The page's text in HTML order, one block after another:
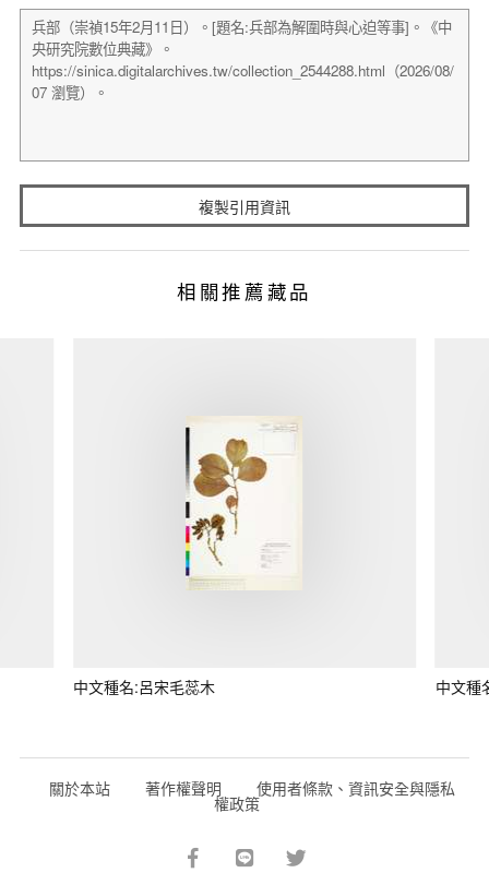
複製引用資訊
相關推薦藏品
中文種名:呂宋毛蕊木 中文種
關於本站 著作權聲明 使用者條款、資訊安全與隱私
權政策